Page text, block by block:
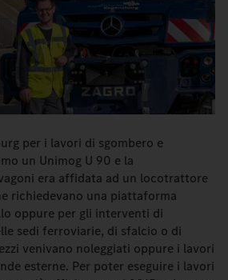
per i lavori di sgombero e
un Unimog U 90 e la
era affidata ad un locotrattore
richiedevano una piattaforma
oppure per gli interventi di
sedi ferroviarie, di sfalcio o di
venivano noleggiati oppure i lavori
esterne. Per poter eseguire i lavori